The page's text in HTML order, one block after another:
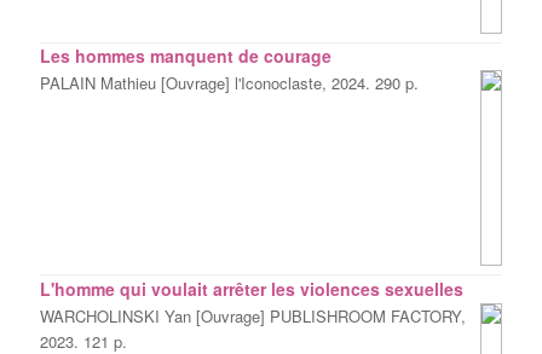
Les hommes manquent de courage
PALAIN Mathieu [Ouvrage] l'Iconoclaste, 2024. 290 p.
L'homme qui voulait arrêter les violences sexuelles
WARCHOLINSKI Yan [Ouvrage] PUBLISHROOM FACTORY,
2023. 121 p.